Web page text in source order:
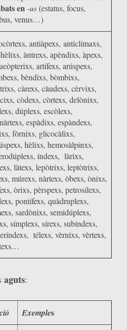
en -us(estatus, focus,
venus…)
antiàpexs, anticlímaxs,
àntrexs, apèndixs, àpexs,
artífexs, arúspexs,
bèndixs, bòmbixs,
càrexs, càudexs, cèrvixs,
còdexs, còrtexs, delònixs,
dúplexs, escòlexs,
espàdixs, espàndexs,
fòrnixs, glicocàlixs,
hèlixs, hemosàlpinxs,
índexs, làrixs,
làtexs, lepòtrixs, leptòtrixs,
múrexs, nàrtexs, òbexs, ònixs,
òrixs, pèrspexs, petrosílexs,
pontífexs, quàdruplexs,
sardònixs, semidúplexs,
símplexs, sírexs, subíndexs,
télexs, vèrnixs, vèrtexs,
aguts:
Exemples